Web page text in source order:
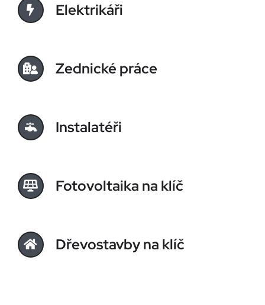
Elektrikáři
Zednické práce
Instalatéři
Fotovoltaika na klíč
Dřevostavby na klíč